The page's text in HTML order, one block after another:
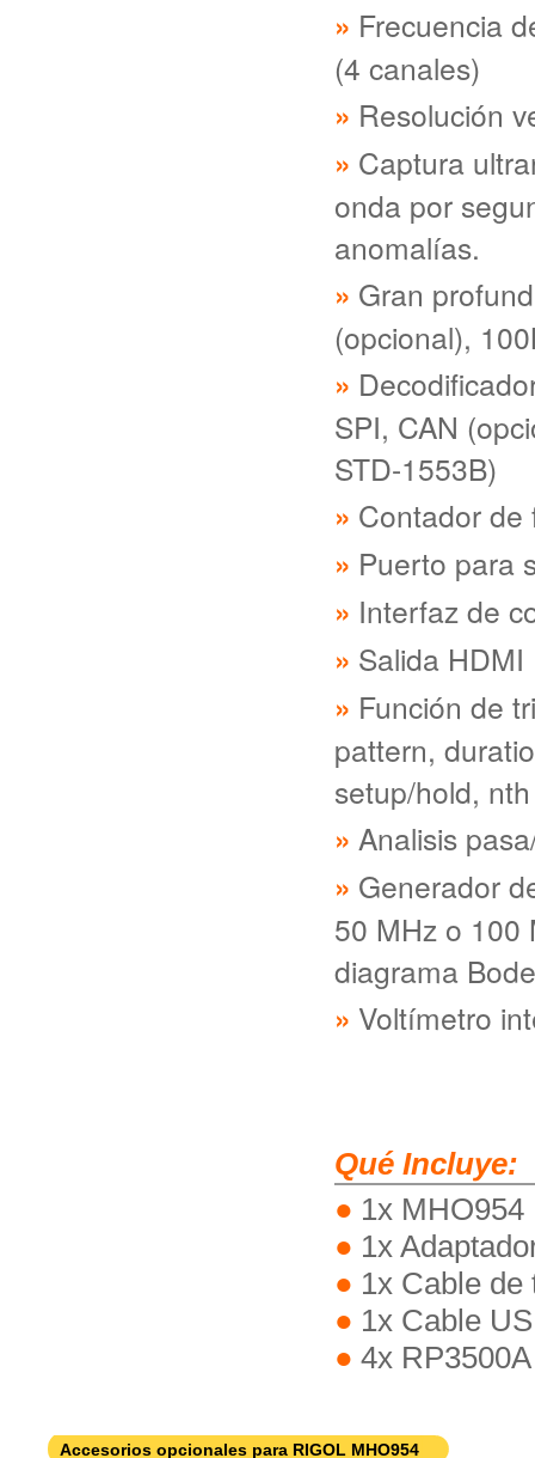
Frecuencia
(4 canales)
Resolución
Captura
onda por
anomalías.
Gran
(opcional),
SPI, CAN
STD-1553B)
Contador
Puerto para
Interfaz de
Salida HDMI
Función de
pattern,
setup/hold,
Analisis
Generador
50 MHz o 100
diagrama Bode
Voltímetro
Qué Incluye:
1x
1x
1x Cable de
1x Cable
4x
Accesorios opcionales para RIGOL MHO954